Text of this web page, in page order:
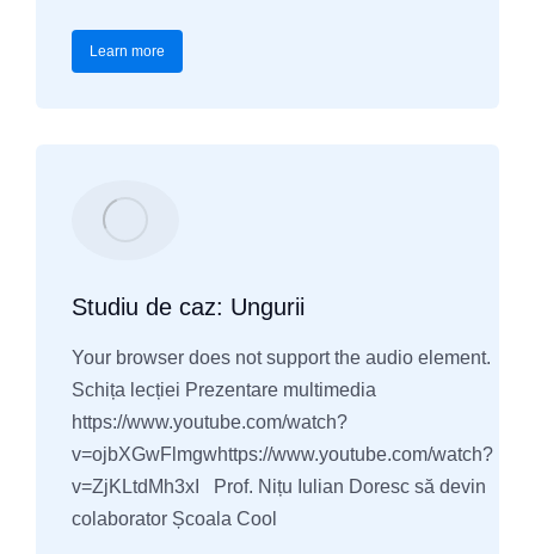
Learn more
Studiu de caz: Ungurii
Your browser does not support the audio element.
Schița lecției Prezentare multimedia
https://www.youtube.com/watch?
v=ojbXGwFlmgwhttps://www.youtube.com/watch?
v=ZjKLtdMh3xI Prof. Nițu Iulian Doresc să devin
colaborator Școala Cool